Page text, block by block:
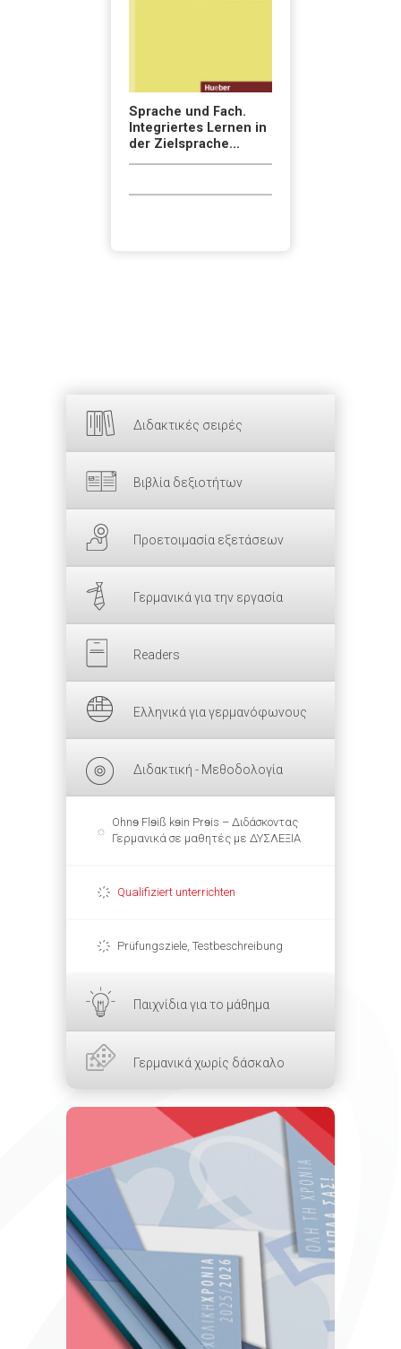
Διδακτικές σειρές
Βιβλία δεξιοτήτων
Προετοιμασία εξετάσεων
Γερμανικά για την εργασία
Readers
Ελληνικά για γερμανόφωνους
Διδακτική - Μεθοδολογία
Ohnɘ Flɘiß kɘin Prɘis – Διδάσκοντας
Γερμανικά σε μαθητές με ΔΥΣΛΕΞΙΑ
Qualifiziert unterrichten
Prüfungsziele, Testbeschreibung
Παιχνίδια για το μάθημα
Γερμανικά χωρίς δάσκαλο
Sprache und Fach.
Integriertes Lernen in
der Zielsprache...